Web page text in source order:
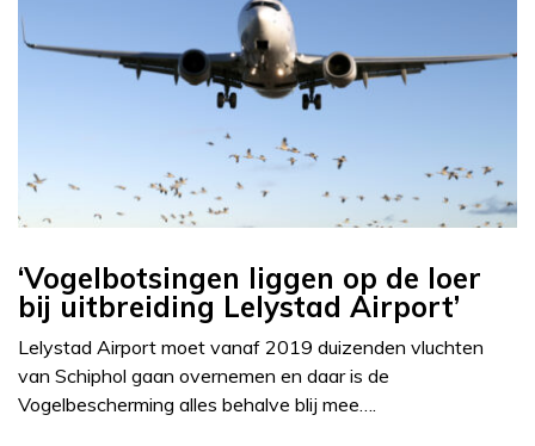
‘Vogelbotsingen liggen op de loer
bij uitbreiding Lelystad Airport’
Lelystad Airport moet vanaf 2019 duizenden vluchten
van Schiphol gaan overnemen en daar is de
Vogelbescherming alles behalve blij mee….